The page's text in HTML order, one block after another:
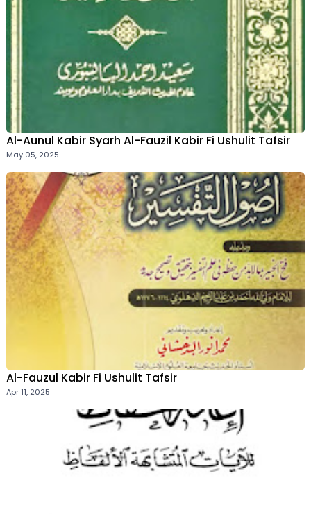
Al-Aunul Kabir Syarh Al-Fauzil Kabir Fi Ushulit Tafsir
May 05, 2025
Al-Fauzul Kabir Fi Ushulit Tafsir
Apr 11, 2025